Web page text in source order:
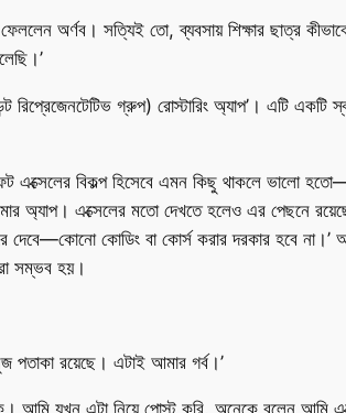
অর্ণব। সত্যিই তো, ব্যবসায় শিক্ষার ছাত্র
গ্রুপ) রোস্টারিং অ্যাপ’। এটি একটি
এক্সেলের বিকল্প হিসেবে এমন কিছু থাকলে ভালো
অ্যাপ। এক্সেলের মতো দেখতে হলেও এর পেছনে
দেবে—কোনো কোডিং বা কোর্স করার দরকার হবে
সম্ভব হয়।
পতাকা রয়েছে। এটাই আমার গর্ব।’